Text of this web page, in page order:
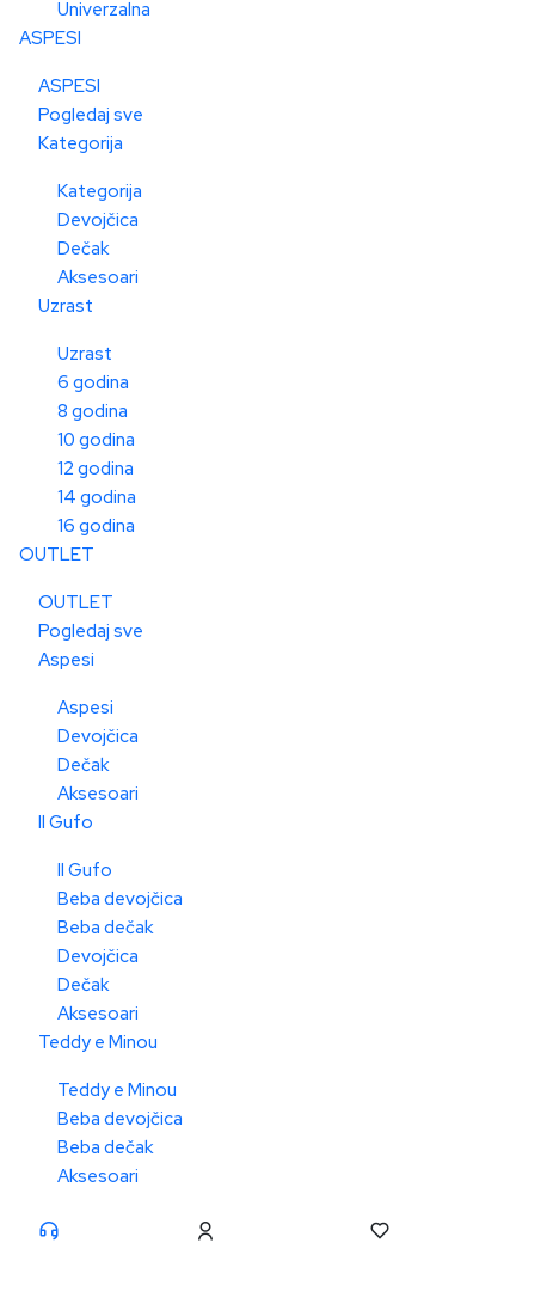
Univerzalna
ASPESI
ASPESI
Pogledaj sve
Kategorija
Kategorija
Devojčica
Dečak
Aksesoari
Uzrast
Uzrast
6 godina
8 godina
10 godina
12 godina
14 godina
16 godina
OUTLET
OUTLET
Pogledaj sve
Aspesi
Aspesi
Devojčica
Dečak
Aksesoari
Il Gufo
Il Gufo
Beba devojčica
Beba dečak
Devojčica
Dečak
Aksesoari
Teddy e Minou
Teddy e Minou
Beba devojčica
Beba dečak
Aksesoari